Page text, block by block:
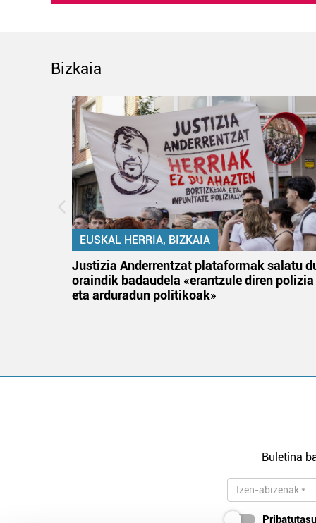
Bizkaia
EUSKAL HERRIA, BIZKAIA
Justizia Anderrentzat plataformak salatu
oraindik badaudela «erantzule diren polizia
eta arduradun politikoak»
Buletina